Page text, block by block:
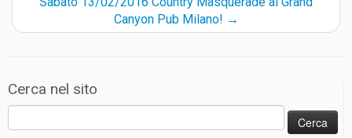
Canyon Pub Milano! →
Cerca nel sito
per: